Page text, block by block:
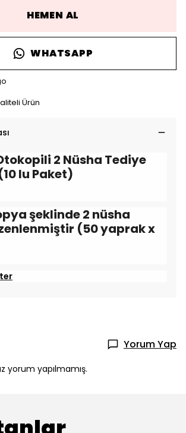
HEMEN AL
WHATSAPP
Ürün
2 Nüsha Tediye
lu Paket)
şeklinde 2 nüsha
(50 yaprak x
Yorum Yap
yorum yapılmamış.